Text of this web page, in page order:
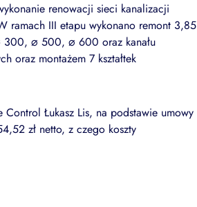
renowacji sieci kanalizacji
ramach III etapu wykonano remont 3,85
300, ⌀ 500, ⌀ 600 oraz kanału
oraz montażem 7 kształtek
Łukasz Lis, na podstawie umowy
zł netto, z czego koszty